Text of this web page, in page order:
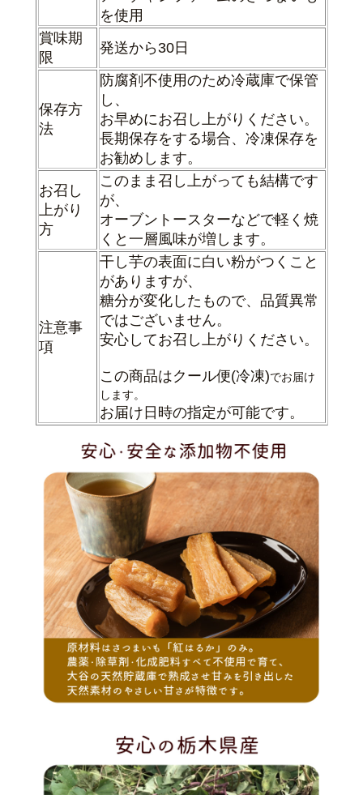
を使用
賞味期
限
発送から30日
保存方
法
防腐剤不使用のため冷蔵庫で保管
し、
お早めにお召し上がりください。
長期保存をする場合、冷凍保存を
お勧めします。
お召し
上がり
方
このまま召し上がっても結構です
が、
オーブントースターなどで軽く焼
くと一層風味が増します。
注意事
項
干し芋の表面に白い粉がつくこと
がありますが、
糖分が変化したもので、 品質異常
ではございません。
安心してお召し上がりください。
この商品はクール便(冷凍)でお届け
します。
お届け日時の指定が可能です。